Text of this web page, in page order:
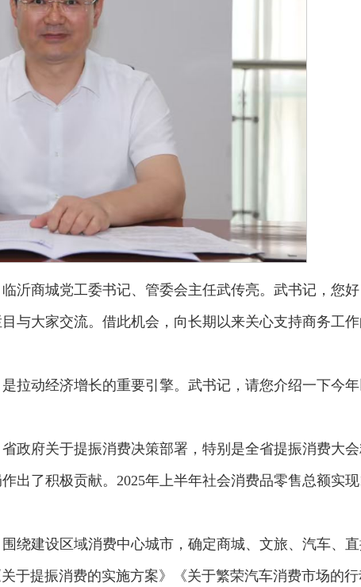
沂商城党工委书记、管委会主任武传亮。武书记，您好
与大家交流。借此机会，向长期以来关心支持商务工
拉动经济增长的重要引擎。武书记，请您介绍一下今
政府关于提振消费决策部署，特别是全省提振消费大
出了积极贡献。2025年上半年社会消费品零售总额实
绕建设区域消费中心城市，确定商城、文旅、汽车、
于提振消费的实施方案》《关于繁荣汽车消费市场的